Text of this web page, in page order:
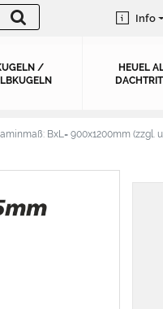
Info
/
HEUEL
BxL= 900x1200mm (zzgl.